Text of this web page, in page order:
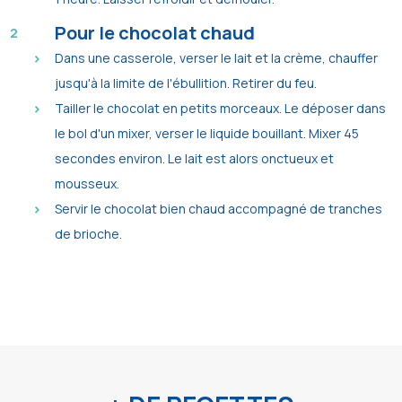
Pour le chocolat chaud
Dans une casserole, verser le lait et la crème, chauffer
jusqu'à la limite de l'ébullition. Retirer du feu.
Tailler le chocolat en petits morceaux. Le déposer dans
le bol d'un mixer, verser le liquide bouillant. Mixer 45
secondes environ. Le lait est alors onctueux et
mousseux.
Servir le chocolat bien chaud accompagné de tranches
de brioche.